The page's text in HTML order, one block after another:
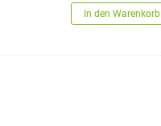
In den Warenkorb